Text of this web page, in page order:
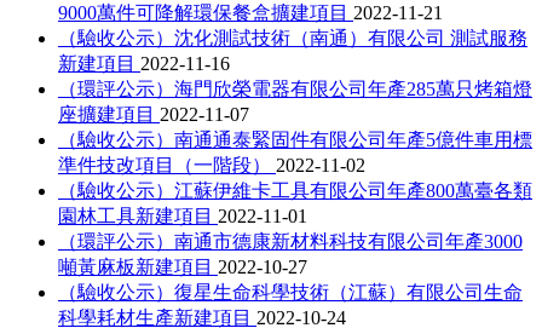
9000萬件可降解環保餐盒擴建項目 2022-11-21
（驗收公示）沈化測試技術（南通）有限公司 測試服務
新建項目 2022-11-16
（環評公示）海門欣榮電器有限公司年產285萬只烤箱燈
座擴建項目 2022-11-07
（驗收公示）南通通泰緊固件有限公司年產5億件車用標
準件技改項目（一階段） 2022-11-02
（驗收公示）江蘇伊維卡工具有限公司年產800萬臺各類
園林工具新建項目 2022-11-01
（環評公示）南通市德康新材料科技有限公司年產3000
噸黃麻板新建項目 2022-10-27
（驗收公示）復星生命科學技術（江蘇）有限公司生命
科學耗材生產新建項目 2022-10-24